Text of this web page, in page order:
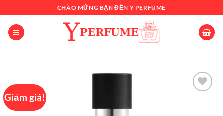
đến
nội
dung
CHÀO MỪNG BẠN ĐẾN Y PERFUME
Giảm giá!